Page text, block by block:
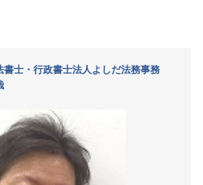
書士・行政書士法人よしだ法務事務